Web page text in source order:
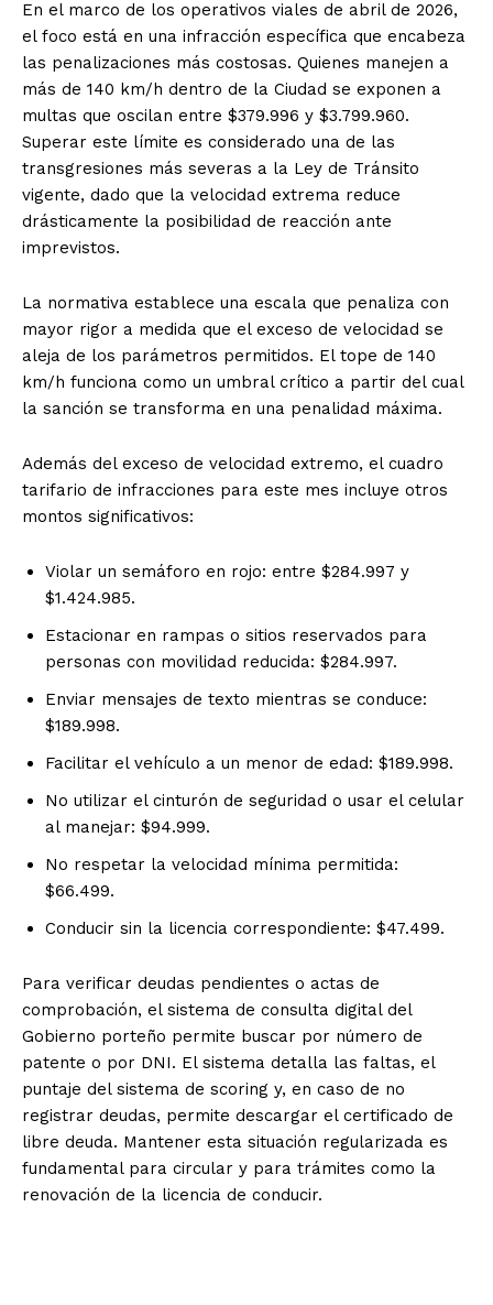
En el marco de los operativos viales de abril de 2026,
el foco está en una infracción específica que encabeza
las penalizaciones más costosas. Quienes manejen a
más de 140 km/h dentro de la Ciudad se exponen a
multas que oscilan entre $379.996 y $3.799.960.
Superar este límite es considerado una de las
transgresiones más severas a la Ley de Tránsito
vigente, dado que la velocidad extrema reduce
drásticamente la posibilidad de reacción ante
imprevistos.
La normativa establece una escala que penaliza con
mayor rigor a medida que el exceso de velocidad se
aleja de los parámetros permitidos. El tope de 140
km/h funciona como un umbral crítico a partir del cual
la sanción se transforma en una penalidad máxima.
Además del exceso de velocidad extremo, el cuadro
tarifario de infracciones para este mes incluye otros
montos significativos:
Violar un semáforo en rojo: entre $284.997 y
$1.424.985.
Estacionar en rampas o sitios reservados para
personas con movilidad reducida: $284.997.
Enviar mensajes de texto mientras se conduce:
$189.998.
Facilitar el vehículo a un menor de edad: $189.998.
No utilizar el cinturón de seguridad o usar el celular
al manejar: $94.999.
No respetar la velocidad mínima permitida:
$66.499.
Conducir sin la licencia correspondiente: $47.499.
Para verificar deudas pendientes o actas de
comprobación, el sistema de consulta digital del
Gobierno porteño permite buscar por número de
patente o por DNI. El sistema detalla las faltas, el
puntaje del sistema de scoring y, en caso de no
registrar deudas, permite descargar el certificado de
libre deuda. Mantener esta situación regularizada es
fundamental para circular y para trámites como la
renovación de la licencia de conducir.